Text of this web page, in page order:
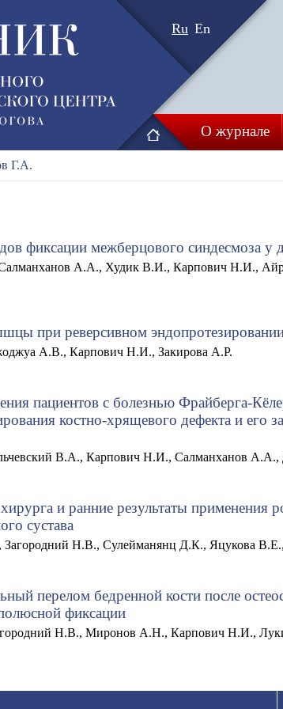
Ru En
О журнале
Г.А.
фиксации межберцового синдесмоза у
А.А., Худик В.И., Карпович Н.И.,
при реверсивном эндопротезировании
А.В., Карпович Н.И., Закирова А.Р.
пациентов с болезнью Фрайберга-
костно-хрящевого дефекта и его
В.А., Карпович Н.И., Салманханов
и ранние результаты применения
сустава
Загородний Н.В., Сулейманянц Д.К., Яцукова
перелом бедренной кости после
фиксации
Н.В., Миронов А.Н., Карпович Н.И.,